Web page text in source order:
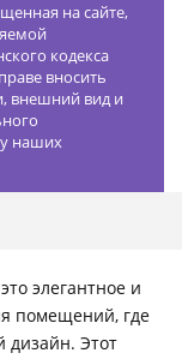
на сайте,
кодекса
вносить
внешний вид и
у наших
элегантное и
помещений, где
дизайн. Этот